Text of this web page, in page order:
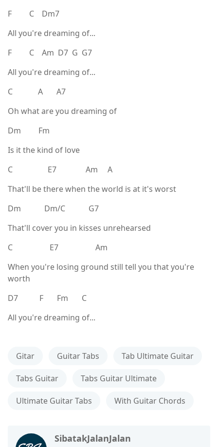
F C Dm7
All you're dreaming of...
F C Am D7 G G7
All you're dreaming of...
C A A7
Oh what are you dreaming of
Dm Fm
Is it the kind of love
C E7 Am A
That'll be there when the world is at it's worst
Dm Dm/C G7
That'll cover you in kisses unrehearsed
C E7 Am
When you're losing ground still tell you that you're
worth
D7 F Fm C
All you're dreaming of...
Gitar Guitar Tabs Tab Ultimate Guitar
Tabs Guitar Tabs Guitar Ultimate
Ultimate Guitar Tabs With Guitar Chords
SibatakJalanJalan